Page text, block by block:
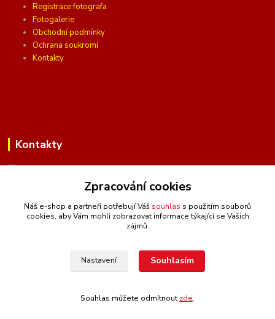
Registrace fotografa
Fotogalerie
Obchodní podmínky
Ochrana soukromí
Kontakty
Kontakty
(Po-Pá, 10 - 16 hod.)
info@ceskafotopozadi.cz
Zpracování cookies
Náš e-shop a partneři potřebují Váš souhlas s použitím souborů
cookies, aby Vám mohli zobrazovat informace týkající se Vašich
zájmů.
Nastavení Souhlasím
Souhlas můžete odmítnout zde.